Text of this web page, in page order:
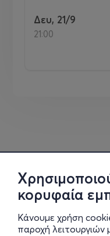
κορυφαία
Κάνουμε χρήση
παροχή λειτουργιών
Δευ, 21/9
21:00